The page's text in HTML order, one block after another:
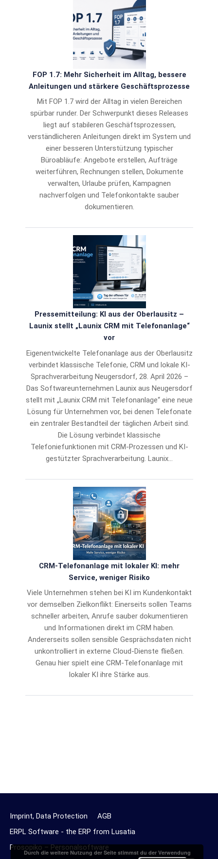
FOP 1.7: Mehr Sicherheit im Alltag, bessere
Anleitungen und stärkere Geschäftsprozesse
Mit FOP 1.7 wird der Alltag in vielen Bereichen
spürbar runder. Der Schwerpunkt dieses Releases
liegt auf stabileren Geschäftsprozessen,
verständlicheren Anleitungen direkt im System und
einer besseren Unterstützung typischer
Büroabläufe: Angebote erstellen, Aufträge
weiterführen, Rechnungen stellen, Dokumente
verwalten, Urlaube prüfen, Kampagnen
nachverfolgen und Telefonkontakte sauber
dokumentieren.
Pressemitteilung: KI aus der Oberlausitz –
Launix stellt „Launix CRM mit Telefonanlage“
vor
Eigenentwickelte Telefonanlage aus der Oberlausitz
verbindet klassische Telefonie, CRM und lokale KI-
Sprachverarbeitung Neugersdorf, 28. April 2026 –
Das Softwareunternehmen Launix aus Neugersdorf
stellt mit „Launix CRM mit Telefonanlage“ eine neue
Lösung für Unternehmen vor, bei denen Telefonate
ein zentraler Bestandteil der täglichen Arbeit sind.
Die Lösung verbindet klassische
Telefoniefunktionen mit CRM-Prozessen und KI-
gestützter Sprachverarbeitung. Launix…
CRM-Telefonanlage mit lokaler KI: mehr
Service, weniger Risiko
Viele Unternehmen stehen bei KI im Kundenkontakt
vor demselben Zielkonflikt: Einerseits sollen Teams
schneller arbeiten, Anrufe sauber dokumentieren
und Informationen direkt im CRM haben.
Andererseits sollen sensible Gesprächsdaten nicht
unkontrolliert in externe Cloud-Dienste fließen.
Genau hier spielt eine CRM-Telefonanlage mit
lokaler KI ihre Stärke aus.
Imprint, Data Protection
AGB
ERPL Software - the ERP from Lusatia
Prosopiko – Personalsoftware
Durch die weitere Nutzung der Seite stimmst du der Verwendung